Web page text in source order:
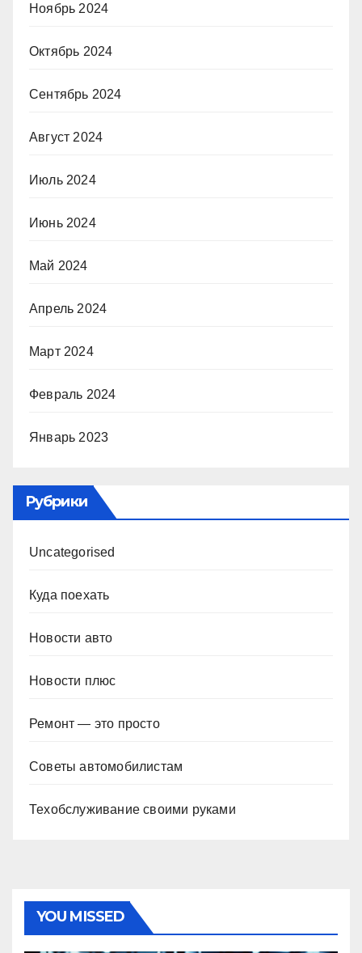
Ноябрь 2024
Октябрь 2024
Сентябрь 2024
Август 2024
Июль 2024
Июнь 2024
Май 2024
Апрель 2024
Март 2024
Февраль 2024
Январь 2023
Рубрики
Uncategorised
Куда поехать
Новости авто
Новости плюс
Ремонт — это просто
Советы автомобилистам
Техобслуживание своими руками
YOU MISSED